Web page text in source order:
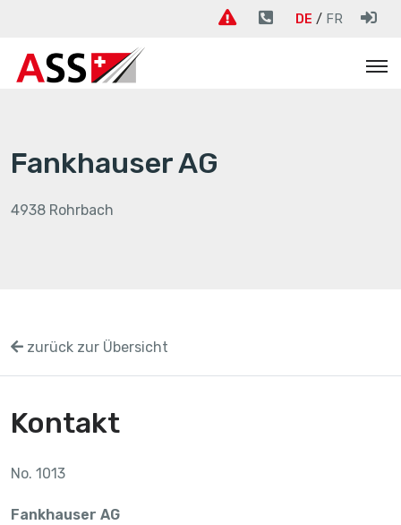
DE FR
Fankhauser AG
4938 Rohrbach
zurück zur Übersicht
Kontakt
No. 1013
Fankhauser AG